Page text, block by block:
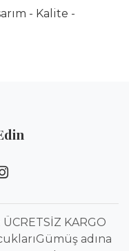
- Kalite -
KARGO
adına